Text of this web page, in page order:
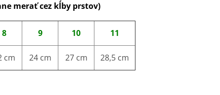
merať cez kĺby prstov)
8 9 10 11
cm 24 cm 27 cm 28,5 cm